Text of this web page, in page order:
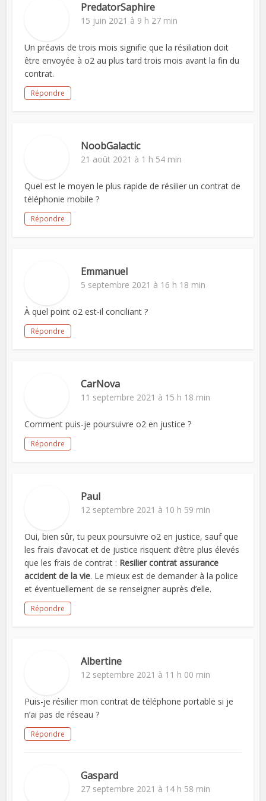
PredatorSaphire
15 juin 2021 à 9 h 27 min
Un préavis de trois mois signifie que la résiliation doit
être envoyée à o2 au plus tard trois mois avant la fin du
contrat.
Répondre
NoobGalactic
21 août 2021 à 1 h 54 min
Quel est le moyen le plus rapide de résilier un contrat de
téléphonie mobile ?
Répondre
Emmanuel
5 septembre 2021 à 16 h 18 min
À quel point o2 est-il conciliant ?
Répondre
CarNova
11 septembre 2021 à 15 h 18 min
Comment puis-je poursuivre o2 en justice ?
Répondre
Paul
12 septembre 2021 à 10 h 59 min
Oui, bien sûr, tu peux poursuivre o2 en justice, sauf que
les frais d’avocat et de justice risquent d’être plus élevés
que les frais de contrat : Resilier contrat assurance
accident de la vie. Le mieux est de demander à la police
et éventuellement de se renseigner auprès d’elle.
Répondre
Albertine
12 septembre 2021 à 11 h 00 min
Puis-je résilier mon contrat de téléphone portable si je
n’ai pas de réseau ?
Répondre
Gaspard
27 septembre 2021 à 14 h 58 min